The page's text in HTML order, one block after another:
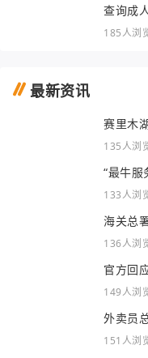
查询成
185人浏
最新资讯
赛里木
135人浏
“最牛服
133人浏
海关总
136人浏
官方回
149人浏
外卖员
151人浏